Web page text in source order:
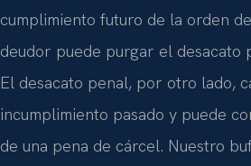
cumplimiento futuro de la orden
deudor puede purgar el desacato
El desacato penal, por otro lado,
incumplimiento pasado y puede
de una pena de cárcel. Nuestro